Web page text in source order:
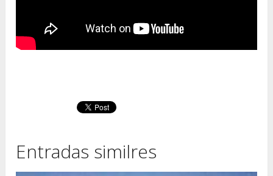
Entradas similres